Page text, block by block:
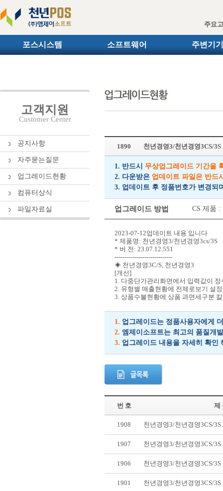
주요
포스시스템 소프트웨어 주변기기
고객지원
Customer Center
공지사항
자주묻는질문
업그레이드현황
컴퓨터상식
파일자료실
1890 천년경영3/천년경영3CS/
1. 반드시 무상업그레이드 기간을
2. 다운받은 업데이트 파일은 반드
3. 업데이트 후 정품번호가 변경되
업그레이드 방법 CS 제품
2023-07-12업데이트 내용 입니다
* 제품명: 천년경영3/천년경영3cs/3S
* 버 전: 23.07.12.551
-----------------------------
◈ 천년경영3C/S, 천년경영3
[개선]
1. 다중단가관리화면에서 입력값이
2. 유형별 매출현황에 전체로보기 설
3. 상품수불현황에 상품 과면세구분
1. 업그레이드는 정품사용자에게
2. 엠제이소프트는 최고의 품질개
3. 업그레이드 내용을 자세히 확인
번 호 제
1908 천년경영3/천년경영3CS/
1907 천년경영3/천년경영3CS/
1906 천년경영3/천년경영3CS/
1901 천년경영3/천년경영3CS/